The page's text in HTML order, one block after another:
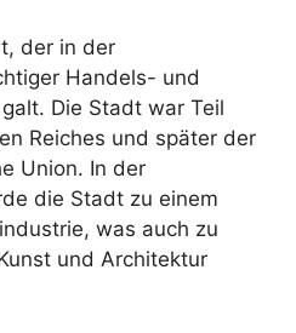
der in der
Handels- und
Die Stadt war Teil
Reiches und später der
Union. In der
die Stadt zu einem
was auch zu
und Architektur